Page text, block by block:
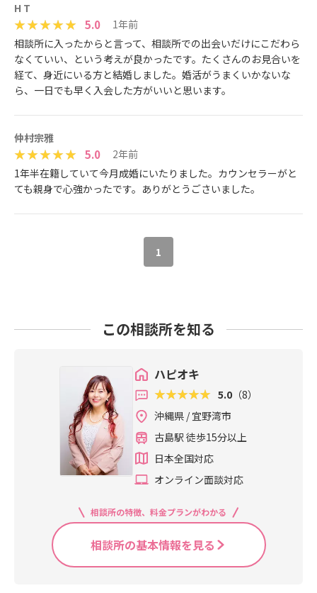
H T
5.0
1年前
相談所に入ったからと言って、相談所での出会いだけにこだわら
なくていい、という考えが良かったです。たくさんのお見合いを
経て、身近にいる方と結婚しました。婚活がうまくいかないな
ら、一日でも早く入会した方がいいと思います。
仲村宗雅
5.0
2年前
1年半在籍していて今月成婚にいたりました。カウンセラーがと
ても親身で心強かったです。ありがとうごさいました。
1
この相談所を知る
ハピオキ
5.0 （8）
沖縄県 / 宜野湾市
古島駅 徒歩15分以上
日本全国対応
オンライン面談対応
相談所の特徴、料金プランがわかる
相談所の基本情報を見る